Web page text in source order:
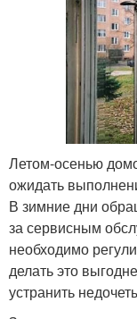
Летом-осенью
ожидать
В зимние дни
за сервисным
необходимо
делать это
устранить